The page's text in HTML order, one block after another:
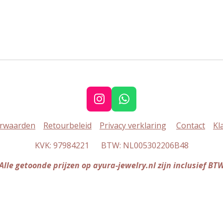
I
n
s
t
a
g
W
h
a
t
s
A
Retourbeleid Privacy verklaring Contact
KVK: 97984221 BTW: NL005302206B48
getoonde prijzen op ayura-jewelry.nl zijn inclusief